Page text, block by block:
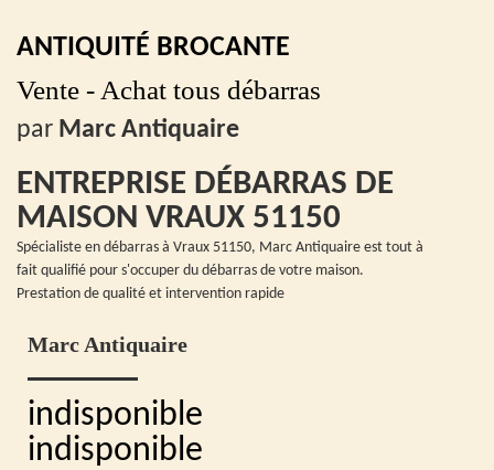
ANTIQUITÉ BROCANTE
Vente - Achat tous débarras
par Marc Antiquaire
ENTREPRISE DÉBARRAS DE
MAISON VRAUX 51150
Spécialiste en débarras à Vraux 51150, Marc Antiquaire est tout à
fait qualifié pour s'occuper du débarras de votre maison.
Prestation de qualité et intervention rapide
Marc Antiquaire
indisponible
indisponible